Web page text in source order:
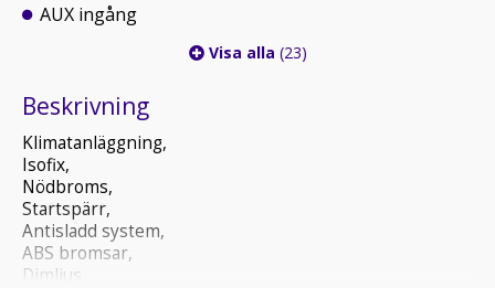
AUX ingång
Visa alla (23)
Beskrivning
Klimatanläggning,
Isofix,
Nödbroms,
Startspärr,
Antisladd system,
ABS bromsar,
Dimljus,